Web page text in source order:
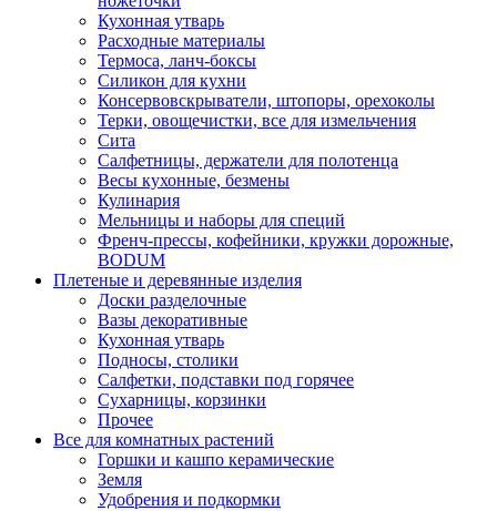
Кухонная утварь
Расходные материалы
Термоса, ланч-боксы
Силикон для кухни
Консервовскрыватели, штопоры, орехоколы
Терки, овощечистки, все для измельчения
Сита
Салфетницы, держатели для полотенца
Весы кухонные, безмены
Кулинария
Мельницы и наборы для специй
Френч-прессы, кофейники, кружки дорожные,
BODUM
Плетеные и деревянные изделия
Доски разделочные
Вазы декоративные
Кухонная утварь
Подносы, столики
Салфетки, подставки под горячее
Сухарницы, корзинки
Прочее
Все для комнатных растений
Горшки и кашпо керамические
Земля
Удобрения и подкормки